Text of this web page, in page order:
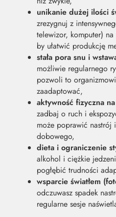
unikanie dużej ilości
zrezygnuj z
telewizor, komputer)
by ułatwić produkcję
stała pora snu i
możliwie regularnego
pozwoli to
zaadaptować,
aktywność fizyczna
zadbaj o ruch i
może poprawić nastrój
dobowego,
dieta i ograniczenie
alkohol i ciężkie
pogłębić trudności
wsparcie światłem
odczuwasz spadek
regularne sesje